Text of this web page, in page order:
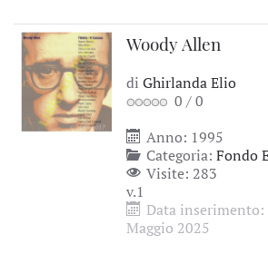
Woody Allen
di Ghirlanda Elio
0 /0
Anno: 1995
Categoria: Fondo
Visite: 283
v.1
Data inserimento:
Maggio 2025